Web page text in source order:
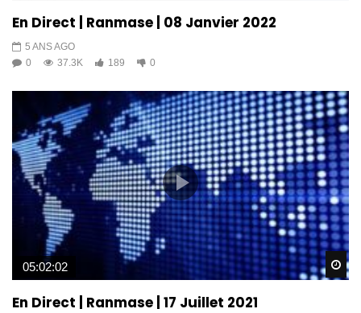
En Direct | Ranmase | 08 Janvier 2022
5 ANS AGO
0
37.3K 189 0
05:02:02
En Direct | Ranmase | 17 Juillet 2021